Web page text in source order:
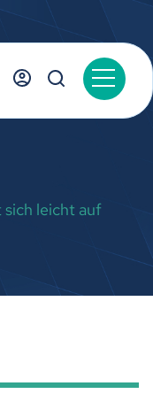
leicht auf